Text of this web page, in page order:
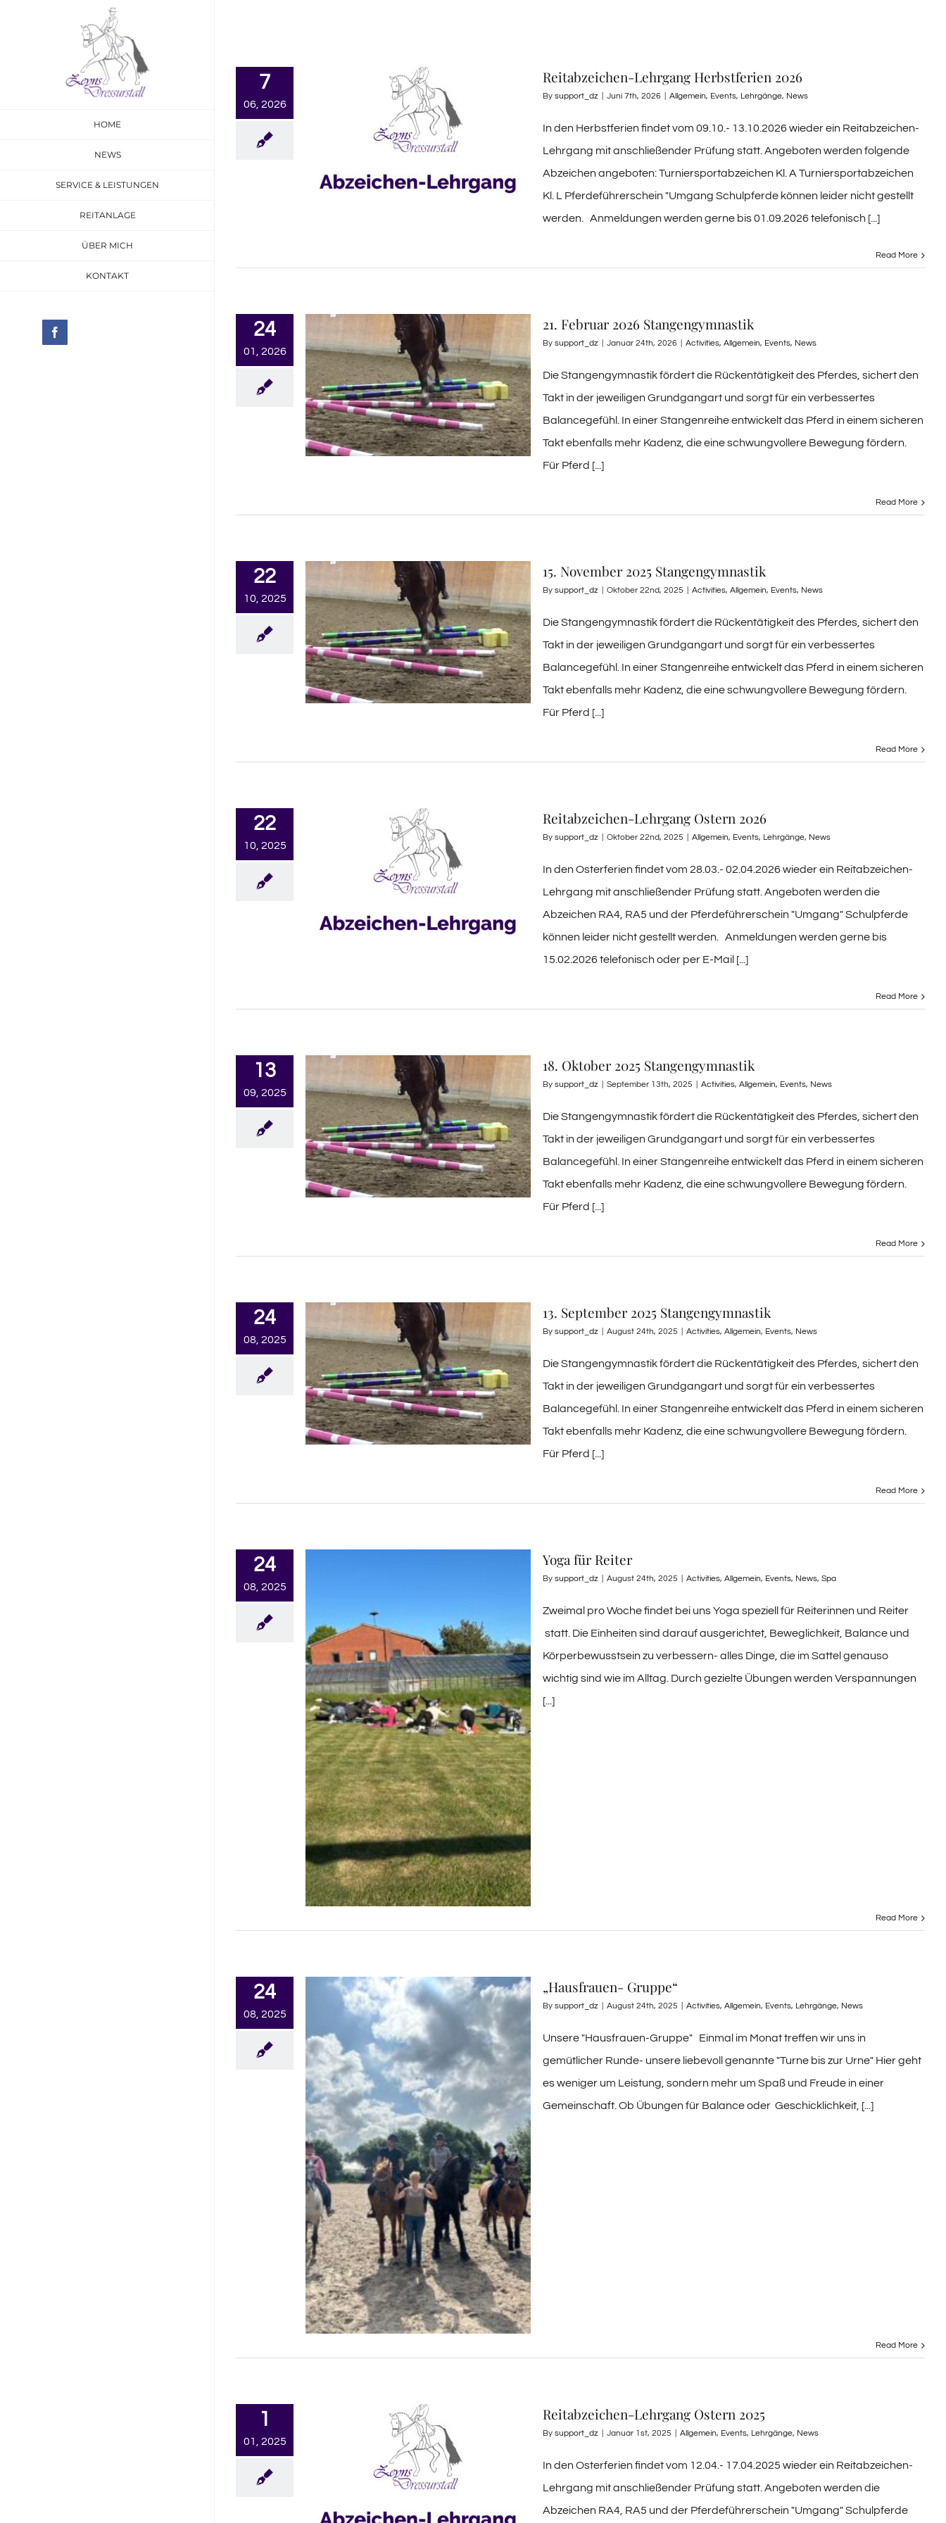
HOME
NEWS
SERVICE & LEISTUNGEN
REITANLAGE
ÜBER MICH
KONTAKT
7
06, 2026
Reitabzeichen-Lehrgang Herbstferien 2026
By support_dz Juni 7th, 2026 Allgemein, Events, Lehrgänge, News
In den Herbstferien findet vom 09.10.- 13.10.2026 wieder ein Reitabzeichen-
Lehrgang mit anschließender Prüfung statt. Angeboten werden folgende
Abzeichen angeboten: Turniersportabzeichen Kl. A Turniersportabzeichen
Kl. L Pferdeführerschein "Umgang Schulpferde können leider nicht gestellt
werden. Anmeldungen werden gerne bis 01.09.2026 telefonisch [...]
Read More
24
01, 2026
21. Februar 2026 Stangengymnastik
By support_dz Januar 24th, 2026 Activities, Allgemein, Events, News
Die Stangengymnastik fördert die Rückentätigkeit des Pferdes, sichert den
Takt in der jeweiligen Grundgangart und sorgt für ein verbessertes
Balancegefühl. In einer Stangenreihe entwickelt das Pferd in einem sicheren
Takt ebenfalls mehr Kadenz, die eine schwungvollere Bewegung fördern.
Für Pferd [...]
Read More
22
10, 2025
15. November 2025 Stangengymnastik
By support_dz Oktober 22nd, 2025 Activities, Allgemein, Events, News
Die Stangengymnastik fördert die Rückentätigkeit des Pferdes, sichert den
Takt in der jeweiligen Grundgangart und sorgt für ein verbessertes
Balancegefühl. In einer Stangenreihe entwickelt das Pferd in einem sicheren
Takt ebenfalls mehr Kadenz, die eine schwungvollere Bewegung fördern.
Für Pferd [...]
Read More
22
10, 2025
Reitabzeichen-Lehrgang Ostern 2026
By support_dz Oktober 22nd, 2025 Allgemein, Events, Lehrgänge, News
In den Osterferien findet vom 28.03.- 02.04.2026 wieder ein Reitabzeichen-
Lehrgang mit anschließender Prüfung statt. Angeboten werden die
Abzeichen RA4, RA5 und der Pferdeführerschein "Umgang" Schulpferde
können leider nicht gestellt werden. Anmeldungen werden gerne bis
15.02.2026 telefonisch oder per E-Mail [...]
Read More
13
09, 2025
18. Oktober 2025 Stangengymnastik
By support_dz September 13th, 2025 Activities, Allgemein, Events, News
Die Stangengymnastik fördert die Rückentätigkeit des Pferdes, sichert den
Takt in der jeweiligen Grundgangart und sorgt für ein verbessertes
Balancegefühl. In einer Stangenreihe entwickelt das Pferd in einem sicheren
Takt ebenfalls mehr Kadenz, die eine schwungvollere Bewegung fördern.
Für Pferd [...]
Read More
24
08, 2025
13. September 2025 Stangengymnastik
By support_dz August 24th, 2025 Activities, Allgemein, Events, News
Die Stangengymnastik fördert die Rückentätigkeit des Pferdes, sichert den
Takt in der jeweiligen Grundgangart und sorgt für ein verbessertes
Balancegefühl. In einer Stangenreihe entwickelt das Pferd in einem sicheren
Takt ebenfalls mehr Kadenz, die eine schwungvollere Bewegung fördern.
Für Pferd [...]
Read More
24
08, 2025
Yoga für Reiter
By support_dz August 24th, 2025 Activities, Allgemein, Events, News, Spa
Zweimal pro Woche findet bei uns Yoga speziell für Reiterinnen und Reiter
statt. Die Einheiten sind darauf ausgerichtet, Beweglichkeit, Balance und
Körperbewusstsein zu verbessern- alles Dinge, die im Sattel genauso
wichtig sind wie im Alltag. Durch gezielte Übungen werden Verspannungen
[...]
Read More
24
08, 2025
„Hausfrauen- Gruppe“
By support_dz August 24th, 2025 Activities, Allgemein, Events, Lehrgänge, News
Unsere "Hausfrauen-Gruppe" Einmal im Monat treffen wir uns in
gemütlicher Runde- unsere liebevoll genannte "Turne bis zur Urne" Hier geht
es weniger um Leistung, sondern mehr um Spaß und Freude in einer
Gemeinschaft. Ob Übungen für Balance oder Geschicklichkeit, [...]
Read More
1
01, 2025
Reitabzeichen-Lehrgang Ostern 2025
By support_dz Januar 1st, 2025 Allgemein, Events, Lehrgänge, News
In den Osterferien findet vom 12.04.- 17.04.2025 wieder ein Reitabzeichen-
Lehrgang mit anschließender Prüfung statt. Angeboten werden die
Abzeichen RA4, RA5 und der Pferdeführerschein "Umgang" Schulpferde